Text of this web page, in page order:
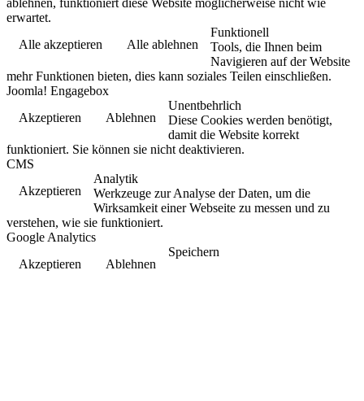
erwartet.
Alle akzeptieren
Alle ablehnen
Funktionell
Tools, die Ihnen beim
Navigieren auf der Website
mehr Funktionen bieten, dies kann soziales Teilen einschließen.
Joomla! Engagebox
Akzeptieren
Ablehnen
Unentbehrlich
Diese Cookies werden benötigt,
damit die Website korrekt
funktioniert. Sie können sie nicht deaktivieren.
CMS
Akzeptieren
Analytik
Werkzeuge zur Analyse der Daten, um die
Wirksamkeit einer Webseite zu messen und zu
verstehen, wie sie funktioniert.
Google Analytics
Akzeptieren
Ablehnen
Speichern